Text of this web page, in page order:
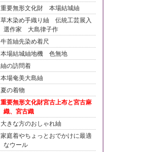
重要無形文化財 本場結城紬
草木染め手織り紬 伝統工芸展入
選作家 大島律子作
牛首紬先染め着尺
本場結城紬地機 色無地
紬の訪問着
本場奄美大島紬
夏の着物
重要無形文化財宮古上布と宮古麻
織、宮古織
大きな方のおしゃれ紬
家庭着やちょっとおでかけに最適
なウール